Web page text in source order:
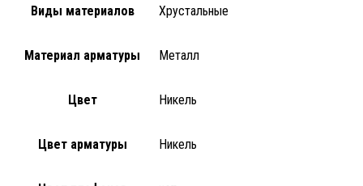
Виды материалов Хрустальные
Материал арматуры Металл
Цвет Никель
Цвет арматуры Никель